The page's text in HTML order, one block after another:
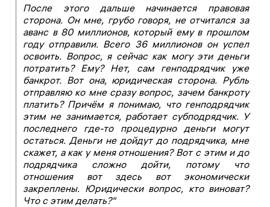
После этого дальше начинается правовая
сторона. Он мне, грубо говоря, не отчитался за
аванс в 80 миллионов, который ему в прошлом
году отправили. Всего 36 миллионов он успел
освоить. Вопрос, я сейчас как могу эти деньги
потратить? Ему? Нет, сам генподрядчик уже
банкрот. Вот она, юридическая сторона. Рубль
отправляю ко мне сразу вопрос, зачем банкроту
платить? Причём я понимаю, что генподрядчик
этим не занимается, работает субподрядчик. У
последнего где-то процедурно деньги могут
остаться. Деньги не дойдут до подрядчика, мне
скажет, а как у меня отношения? Вот с этим и до
подрядчика сложно дойти, потому что
отношения вот здесь вот экономически
закреплены. Юридически вопрос, кто виноват?
Что с этим делать?"